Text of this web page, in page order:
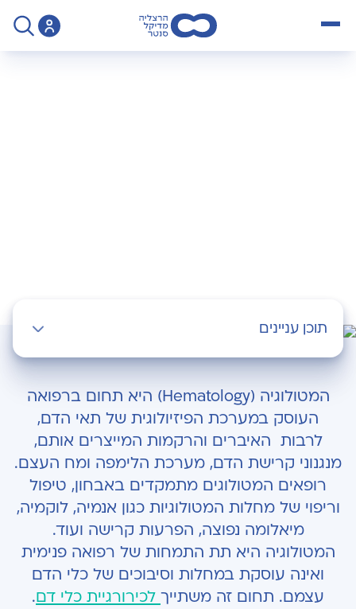
תוכן עניינים
איזה אבחונים וטיפולים המטולוגיים ניתן לבצע אצלנו?
צוות המומחים ההמטולוגיים בהרצליה מדיקל סנטר
המטולוגיה (Hematology) היא תחום ברפואה
העוסק במערכת הפיזיולוגית של תאי הדם,
לרבות האיברים והרקמות המייצרים אותם,
מנגנוני קרישת הדם, מערכת הלימפה ומח העצם.
רופאים המטולוגים מתמקדים באבחון, טיפול
וריפוי של מחלות המטולוגיות כגון אנמיה, לוקמיה,
מיאלומה נפוצה, הפרעות קרישה ועוד.
המטולוגיה היא תת התמחות של רפואה פנימית
ואינה עוסקת במחלות וסיבוכים של כלי הדם
עצמם. תחום זה משתייך לכירורגיית כלי דם.